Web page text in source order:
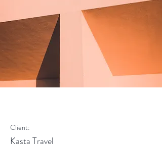
Client:
Kasta Travel